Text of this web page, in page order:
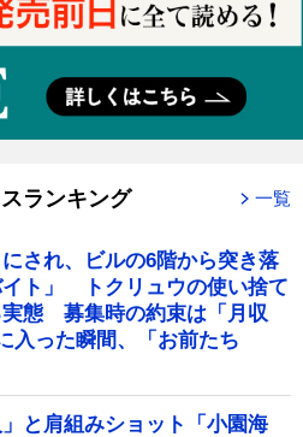
ランキング 一覧
にされ、ビルの6階から突き落
ト」 トクリュウの使い捨て
実態 募集時の約束は「月収
入った瞬間、「お前たち
」と肩組みショット「小園海